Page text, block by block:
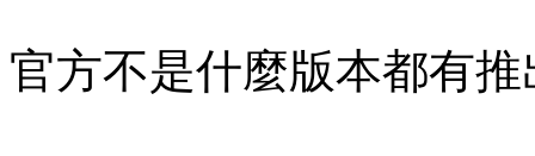
官方不是什麼版本都有